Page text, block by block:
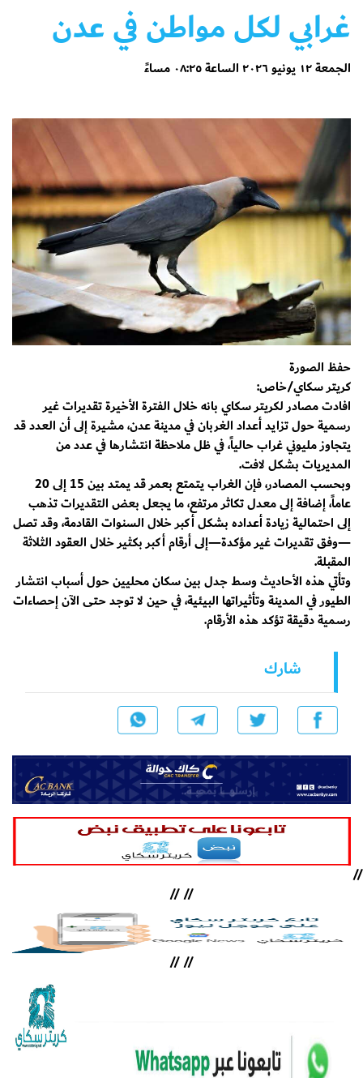
غرابي لكل مواطن في عدن
الجمعة ١٢ يونيو ٢٠٢٦ الساعة ٠٨:٢٥ مساءً
حفظ الصورة
كريتر سكاي/خاص:
افادت مصادر لكريتر سكاي بانه خلال الفترة الأخيرة تقديرات غير
رسمية حول تزايد أعداد الغربان في مدينة عدن، مشيرة إلى أن العدد قد
يتجاوز مليوني غراب حالياً، في ظل ملاحظة انتشارها في عدد من
المديريات بشكل لافت.
وبحسب المصادر، فإن الغراب يتمتع بعمر قد يمتد بين 15 إلى 20
عاماً، إضافة إلى معدل تكاثر مرتفع، ما يجعل بعض التقديرات تذهب
إلى احتمالية زيادة أعداده بشكل أكبر خلال السنوات القادمة، وقد تصل
—وفق تقديرات غير مؤكدة—إلى أرقام أكبر بكثير خلال العقود الثلاثة
المقبلة.
وتأتي هذه الأحاديث وسط جدل بين سكان محليين حول أسباب انتشار
الطيور في المدينة وتأثيراتها البيئية، في حين لا توجد حتى الآن إحصاءات
رسمية دقيقة تؤكد هذه الأرقام.
شارك
//
//
//
//
//